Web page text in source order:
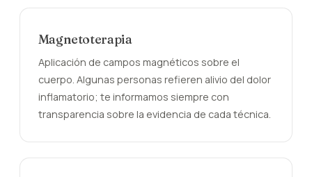
Magnetoterapia
Aplicación de campos magnéticos sobre el
cuerpo. Algunas personas refieren alivio del dolor
inflamatorio; te informamos siempre con
transparencia sobre la evidencia de cada técnica.